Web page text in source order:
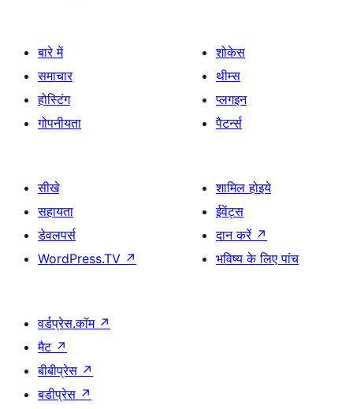
बारे में
समाचार
होस्टिंग
गोपनीयता
शोकेस
थीम्स
प्लगइन
पैटर्न्स
सीखे
सहायता
डेवलपर्स
WordPress.TV ↗
शामिल होइये
ईवेंट्स
दान करें ↗
भविष्य के लिए पांच
वर्डप्रेस.कॉम ↗
मैट ↗
बीबीप्रेस ↗
बडीप्रेस ↗